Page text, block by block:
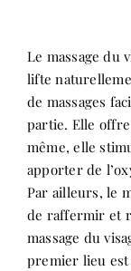
Le massage du
lifte
de massages
partie. Elle
même, elle
apporter de
Par ailleurs, le
de raffermir et
massage du
premier lieu